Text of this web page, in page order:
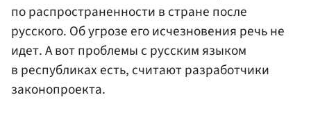
по распространенности в стране после
русского. Об угрозе его исчезновения речь не
идет. А вот проблемы с русским языком
в республиках есть, считают разработчики
законопроекта.